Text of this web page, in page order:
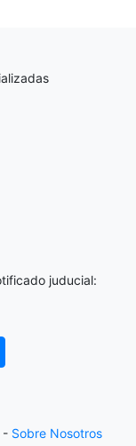
juducial:
- Sobre Nosotros